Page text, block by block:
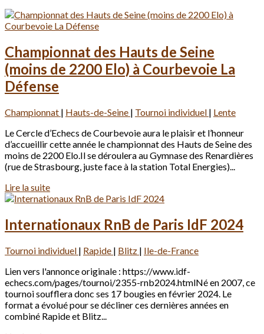
Championnat des Hauts de Seine
(moins de 2200 Elo) à Courbevoie La
Défense
Championnat | Hauts-de-Seine | Tournoi individuel | Lente
Le Cercle d’Echecs de Courbevoie aura le plaisir et l’honneur
d’accueillir cette année le championnat des Hauts de Seine des
moins de 2200 Elo.Il se déroulera au Gymnase des Renardières
(rue de Strasbourg, juste face à la station Total Energies)...
Lire la suite
Internationaux RnB de Paris IdF 2024
Tournoi individuel | Rapide | Blitz | Ile-de-France
Lien vers l'annonce originale : https://www.idf-
echecs.com/pages/tournoi/2355-rnb2024.htmlNé en 2007, ce
tournoi soufflera donc ses 17 bougies en février 2024. Le
format a évolué pour se décliner ces dernières années en
combiné Rapide et Blitz...